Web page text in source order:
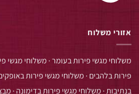
אזורי משלוח
משלוחי מגשי פירות בעומר· משלוחי מגשי
פירות בלהבים · משלוחי מגשי פירות
בנתיבות· משלוחי מגשי פירות בדימונה ·